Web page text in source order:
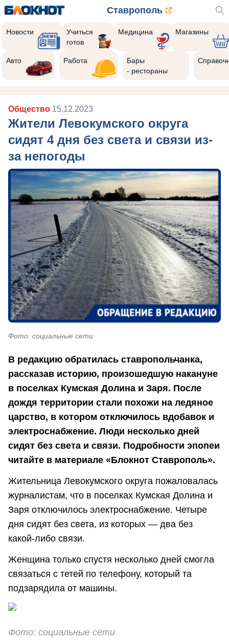
Ставрополь
Новости
Учиться
готов
Медицина Магазины
Авто Работа
Бары
- рестораны
Общество 15.12.2023
Жители Левокумского округа
сидят 4 дня без света и связи из-
за непогоды
Фото: социальные сети
В редакцию обратилась ставропольчанка,
рассказав историю, произошедшую накануне
в поселках Кумская Долина и Заря. После
дождя территории стали похожи на ледяное
царство, в котором отключилось вдобавок и
электроснабжение. Люди несколько дней
сидят без света и связи. Подробности эпопеи
читайте в материале «Блокнот Ставрополь».
Жительница Левокумского округа пожаловалась
журналистам, что в поселках Кумская Долина и
Заря отключилось электроснабжение. Четыре
дня сидят без света, из которых — два без
какой-либо связи.
Женщина только спустя несколько дней смогла
связаться с тетей по телефону, который та
подзарядила от машины.
Фото: социальные сети